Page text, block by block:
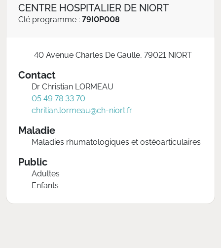
CENTRE HOSPITALIER DE NIORT
Clé programme : 79I0P008
40 Avenue Charles De Gaulle, 79021 NIORT
Contact
Dr Christian LORMEAU
05 49 78 33 70
chritian.lormeau@ch-niort.fr
Maladie
Maladies rhumatologiques et ostéoarticulaires
Public
Adultes
Enfants